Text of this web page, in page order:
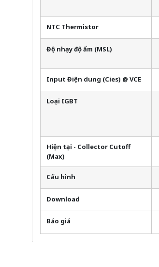
NTC Thermistor
Độ nhạy độ ẩm (MSL)
Input Điện dung (Cies) @ VCE
Loại IGBT
Hiện tại - Collector Cutoff
(Max)
Cấu hình
Download
Báo giá